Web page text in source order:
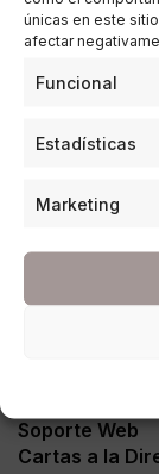
únicas en este
afectar
Funcional
Estadísticas
Marketing
ESTILO DE VIDA,
La Cena de
premio The
01/07/2026
5
Soporte Web
Cartas a la